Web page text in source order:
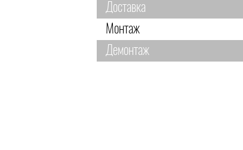
Доставка
Монтаж
Демонтаж